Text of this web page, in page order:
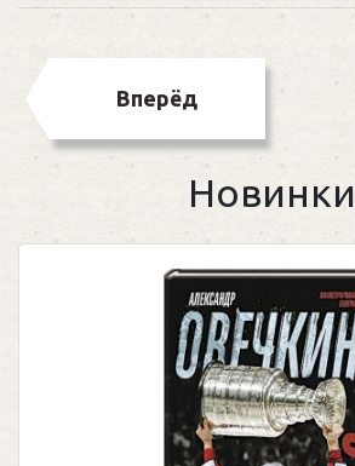
Вперёд
Новинки